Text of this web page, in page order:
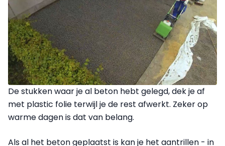
De stukken waar je al beton hebt gelegd, dek je af
met plastic folie terwijl je de rest afwerkt. Zeker op
warme dagen is dat van belang.
Als al het beton geplaatst is kan je het aantrillen - in